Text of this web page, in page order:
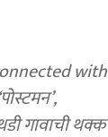
with
गावाची थक्क